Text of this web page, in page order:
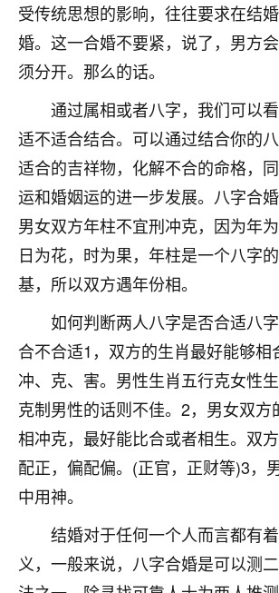
受传统思想的影晌，往往要求在结
婚。这一合婚不要紧，说了，男方
须分开。那么的话。
通过属相或者八字，我们可以
适不适合结合。可以通过结合你的
适合的吉祥物，化解不合的命格，
运和婚姻运的进一步发展。八字合婚
男女双方年柱不宜刑冲克，因为年为
日为花，时为果，年柱是一个八字
基，所以双方遇年份相。
如何判断两人八字是否合适八
合不合适1，双方的生肖最好能够相
冲、克、害。男性生肖五行克女性
克制男性的话则不佳。2，男女双方
相冲克，最好能比合或者相生。双
配正，偏配偏。(正官，正财等)3，
中用神。
结婚对于任何一个人而言都有
义，一般来说，八字合婚是可以测
心心相印
我身体不太好，总是病病殃殃的，
问题，反正就是不舒服。中医西医
题，后来无意中看到有人推荐慧来
之后，心情豁然开朗，也听老师建
果问题。今年以来，身体比以前好
了，老师说境随心转，现在深有体
鹿森：是的，其实跟老师聊过
触，首先就是心态会变好，万
不由人！
1天前 来自四川
金白水清
我也想找老师看看，有没有人给
鹿森：慧来老师微信：
1天前 来自江西
青春168
我也想要，我也想要！
2天前 来自山西
Jessica李